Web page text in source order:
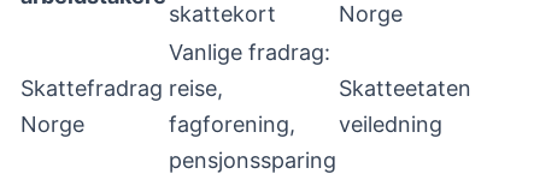
skattekort Norge
Skattefradrag
Norge
Vanlige fradrag:
reise,
fagforening,
pensjonssparing
Skatteetaten
veiledning